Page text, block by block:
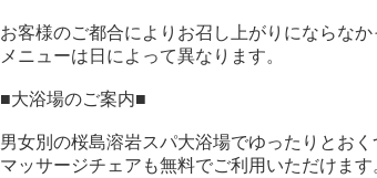
お客様のご都合によりお召し上がりにならなか
メニューは日によって異なります。
■大浴場のご案内■
男女別の桜島溶岩スパ大浴場でゆったりとおく
マッサージチェアも無料でご利用いただけます